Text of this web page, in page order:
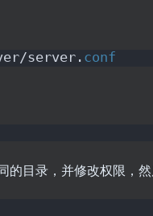
server. conf
目录，并修改权限，然